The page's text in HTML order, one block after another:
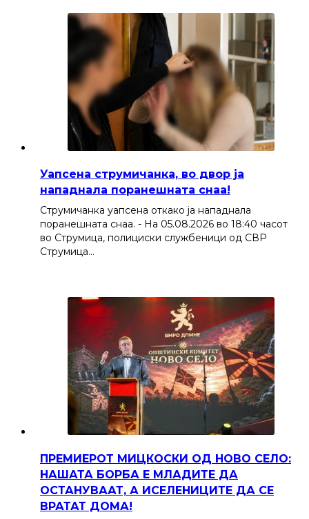
Уапсена струмичанка, во двор ја
нападнала поранешната снаа!
Струмичанка уапсена откако ја нападнала
поранешната снаа. - На 05.08.2026 во 18:40 часот
во Струмица, полициски службеници од СВР
Струмица…
ПРЕМИЕРОТ МИЦКОСКИ ОД НОВО СЕЛО:
НАШАТА БОРБА Е МЛАДИТЕ ДА
ОСТАНУВААТ, А ИСЕЛЕНИЦИТЕ ДА СЕ
ВРАТАТ ДОМА!